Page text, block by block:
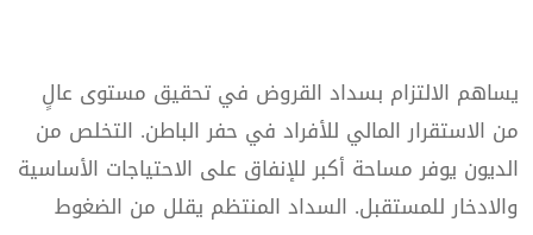
يساهم الالتزام بسداد القروض في تحقيق مستوى عالٍ
من الاستقرار المالي للأفراد في حفر الباطن. التخلص من
الديون يوفر مساحة أكبر للإنفاق على الاحتياجات الأساسية
والادخار للمستقبل. السداد المنتظم يقلل من الضغوط